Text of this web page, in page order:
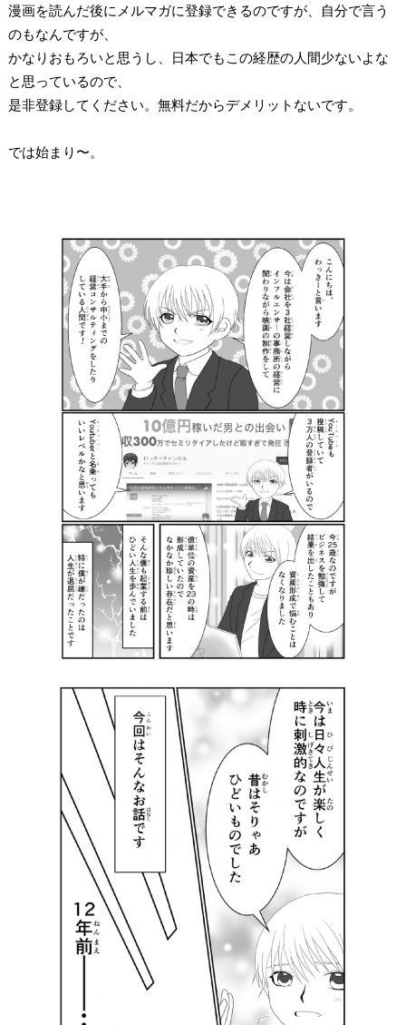
漫画を読んだ後にメルマガに登録できるのですが、自分で言う
のもなんですが、
かなりおもろいと思うし、日本でもこの経歴の人間少ないよな
と思っているので、
是非登録してください。無料だからデメリットないです。
では始まり〜。